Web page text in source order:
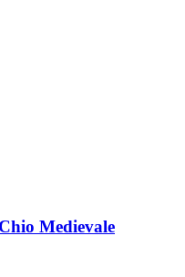
Medievale